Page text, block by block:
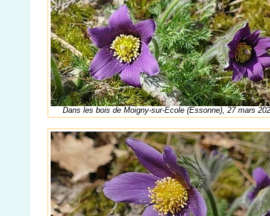
Dans les bois de Moigny-sur-Ecole (Essonne), 27 mars